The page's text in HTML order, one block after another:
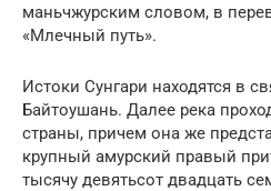
маньчжурским словом, в
«Млечный путь».
Истоки Сунгари находятся в
Байтоушань. Далее река
страны, причем она же
крупный амурский правый
тысячу девятьсот двадцать